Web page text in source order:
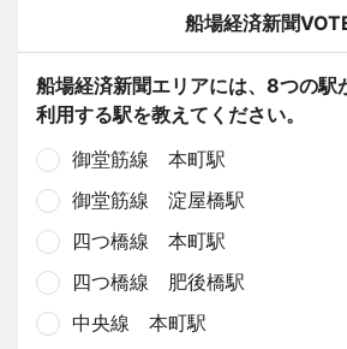
船場経済新聞
船場経済新聞エリアには、8つの駅
利用する駅を教えてください。
御堂筋線 本町駅
御堂筋線 淀屋橋駅
四つ橋線 本町駅
四つ橋線 肥後橋駅
中央線 本町駅